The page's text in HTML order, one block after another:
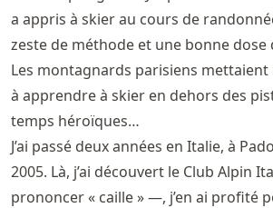
a appris à skier au cours de
zeste de méthode et une bonne dose
Les montagnards parisiens mettaient
à apprendre à skier en dehors des
temps héroïques…
J’ai passé deux années en Italie, à
2005. Là, j’ai découvert le Club Alpin
prononcer « caille » —, j’en ai profité